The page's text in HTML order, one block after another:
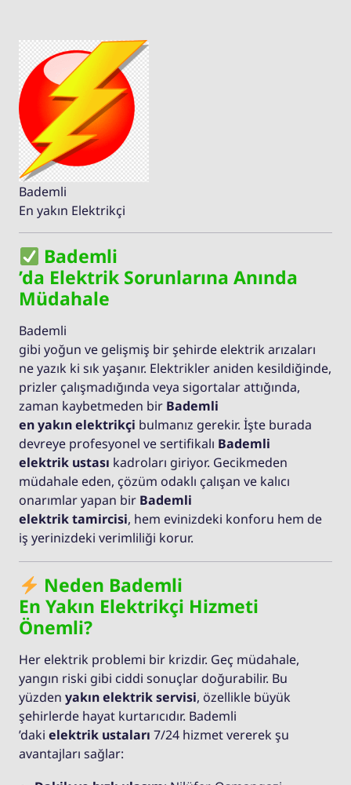
Bademli
En yakın Elektrikçi
Bademli
’da Elektrik Sorunlarına Anında
Müdahale
Bademli
gibi yoğun ve gelişmiş bir şehirde elektrik arızaları
ne yazık ki sık yaşanır. Elektrikler aniden kesildiğinde,
prizler çalışmadığında veya sigortalar attığında,
zaman kaybetmeden bir Bademli
en yakın elektrikçi bulmanız gerekir. İşte burada
devreye profesyonel ve sertifikalı Bademli
elektrik ustası kadroları giriyor. Gecikmeden
müdahale eden, çözüm odaklı çalışan ve kalıcı
onarımlar yapan bir Bademli
elektrik tamircisi, hem evinizdeki konforu hem de
iş yerinizdeki verimliliği korur.
Neden Bademli
En Yakın Elektrikçi Hizmeti
Önemli?
Her elektrik problemi bir krizdir. Geç müdahale,
yangın riski gibi ciddi sonuçlar doğurabilir. Bu
yüzden yakın elektrik servisi, özellikle büyük
şehirlerde hayat kurtarıcıdır. Bademli
’daki elektrik ustaları 7/24 hizmet vererek şu
avantajları sağlar: